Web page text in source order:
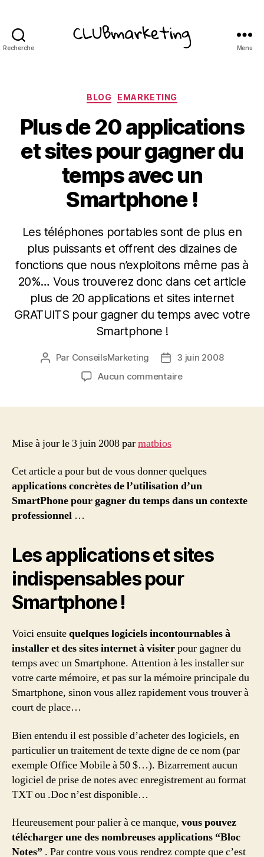
Recherche Menu
Catégories
BLOG EMARKETING
Plus de 20 applications
et sites pour gagner du
temps avec un
Smartphone !
Les téléphones portables sont de plus en
plus puissants et offrent des dizaines de
fonctions que nous n’exploitons même pas à
20%… Vous trouverez donc dans cet article
plus de 20 applications et sites internet
GRATUITS pour gagner du temps avec votre
Smartphone !
Auteur
Par ConseilsMarketing
Date
de
3 juin 2008
Aucun commentairesur
pour
gagner
du
temps
!
Mise à jour le 3 juin 2008 parmatbios
Cet article a pour but de vous donner quelques
applications concrètes de l’utilisation d’un
SmartPhone pour gagner du temps dans un contexte
professionnel …
Les applications et sites
indispensables pour
Smartphone !
Voici ensuitequelques logiciels incontournables à
installer et des sites internet à visiterpour gagner du
temps avec un Smartphone. Attention à les installer sur
votre carte mémoire, et pas sur la mémoire principale du
Smartphone, sinon vous allez rapidement vous trouver à
court de place…
Bien entendu il est possible d’acheter des logiciels, en
particulier un traitement de texte digne de ce nom (par
exemple Office Mobile à 50 $…). Bizarrement aucun
logiciel de prise de notes avec enregistrement au format
TXT ou .Doc n’est disponible…
Heureusement pour palier à ce manque, vous pouvez
télécharger une des nombreuses applications “Bloc
Notes” . Par contre vous vous rendrez compte que c’est